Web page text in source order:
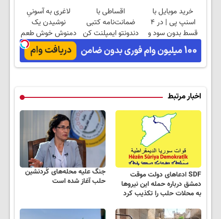
کن
خرید موبایل با
اسنپ پی | در ۴
قسط بدون سود و
کارمزد!
اقساطی با
ضمانت‌نامه کتبی
دندونتو ایمپلنت کن
✅ بدون سود
لاغری به آسونیِ
نوشیدن یک
دمنوش خوش طعم
اخبار مرتبط
SDF ادعاهای دولت موقت
دمشق درباره حمله این نیروها
به محلات حلب را تکذیب کرد
جنگ علیه محله‌های کُردنشین
حلب آغاز شده است